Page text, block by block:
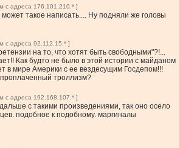
с адреса 176.101.210.* ]
такое написать.... Ну подняли же головы
с адреса 92.112.15.* ]
на то, что хотят быть свободными"?!...
Как будто не было в этой истории с майданом
в мире Америки с ее вездесущим Госдепом!!!
троллизм?
с адреса 192.168.107.* ]
с такими произведениями, так оно осело
подобное к подобному. маргиналы